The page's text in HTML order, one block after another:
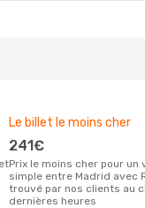
Le billet le moins cher
241€
Prix le moins cher pour un vol aller
simple entre Madrid avec
trouvé par nos clients au
dernières heures